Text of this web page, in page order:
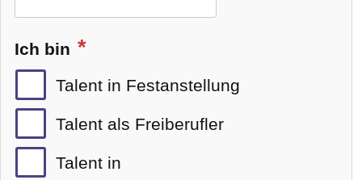
Ich bin
Talent in Festanstellung
Talent als Freiberufler
Talent in